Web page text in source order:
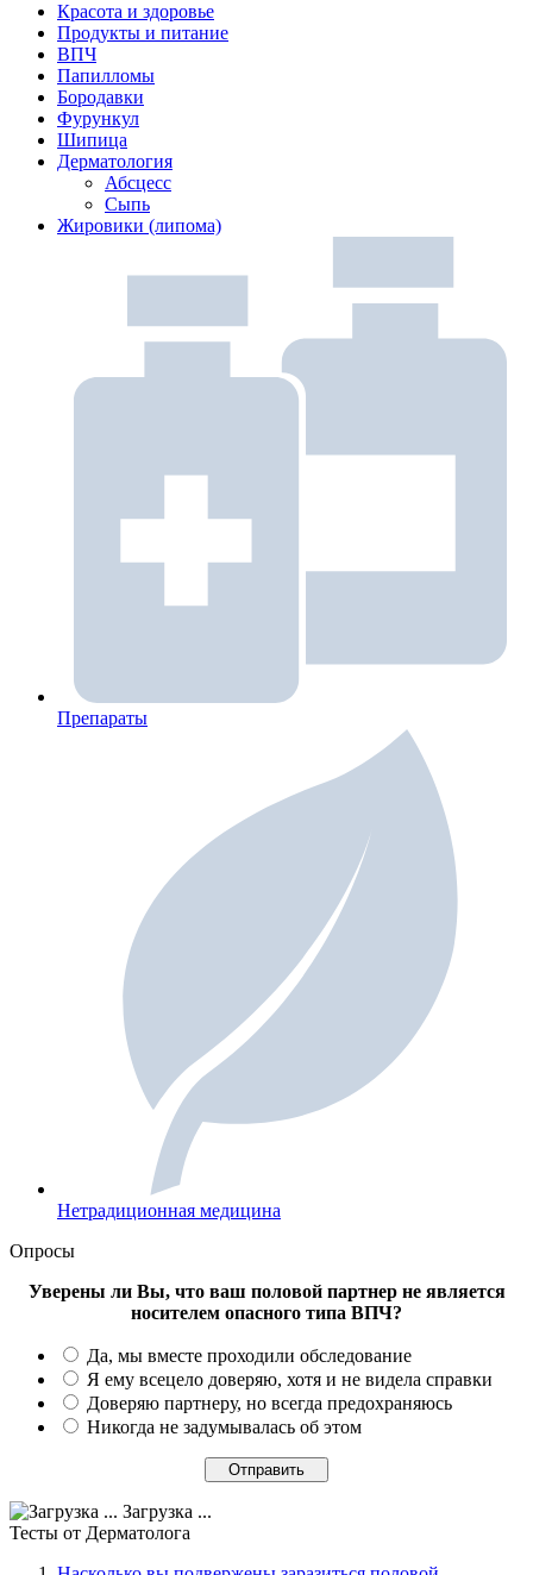
Красота и здоровье
Продукты и питание
ВПЧ
Папилломы
Бородавки
Фурункул
Шипица
Дерматология
Абсцесс
Сыпь
Жировики (липома)
Препараты
Нетрадиционная медицина
Опросы
Уверены ли Вы, что ваш половой партнер не является
носителем опасного типа ВПЧ?
Да, мы вместе проходили обследование
Я ему всецело доверяю, хотя и не видела справки
Доверяю партнеру, но всегда предохраняюсь
Никогда не задумывалась об этом
Загрузка ...
Тесты от Дерматолога